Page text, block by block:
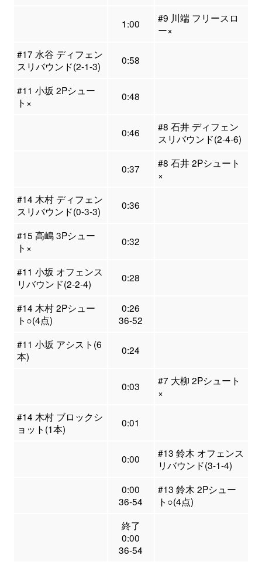
1:00
#9 川端 フリースロ
ー×
#17 水谷 ディフェン
スリバウンド(2-1-3)
0:58
#11 小坂 2Pシュー
ト×
0:48
0:46
#8 石井 ディフェン
スリバウンド(2-4-6)
0:37
#8 石井 2Pシュート
×
#14 木村 ディフェン
スリバウンド(0-3-3)
0:36
#15 高嶋 3Pシュー
ト×
0:32
#11 小坂 オフェンス
リバウンド(2-2-4)
0:28
#14 木村 2Pシュー
ト○(4点)
0:26
36-52
#11 小坂 アシスト(6
本)
0:24
0:03
#7 大柳 2Pシュート
×
#14 木村 ブロックシ
ョット(1本)
0:01
0:00
#13 鈴木 オフェンス
リバウンド(3-1-4)
0:00
36-54
#13 鈴木 2Pシュー
ト○(4点)
終了
0:00
36-54